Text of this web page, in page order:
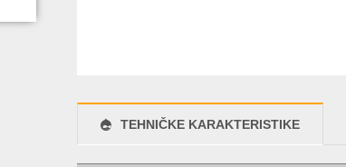
TEHNIČKE KARAKTERISTIKE